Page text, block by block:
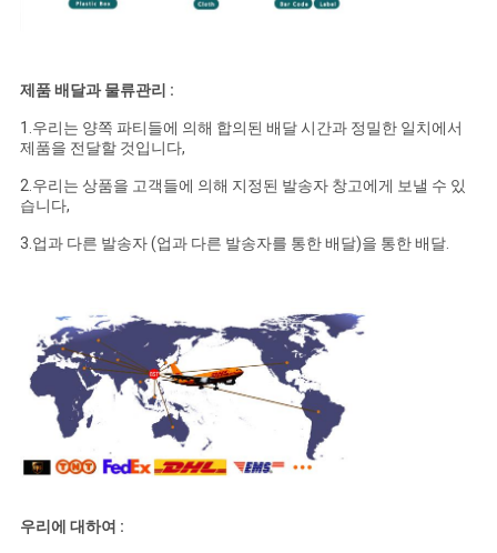
제품 배달과 물류관리 :
1.우리는 양쪽 파티들에 의해 합의된 배달 시간과 정밀한 일치에서
제품을 전달할 것입니다,
2.우리는 상품을 고객들에 의해 지정된 발송자 창고에게 보낼 수 있
습니다,
3.업과 다른 발송자 (업과 다른 발송자를 통한 배달)을 통한 배달.
우리에 대하여 :